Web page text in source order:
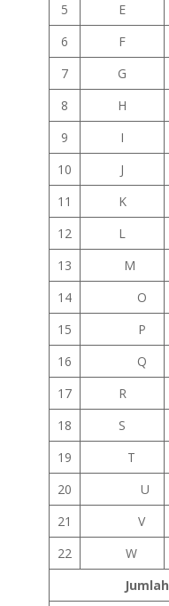
5
E
6
F
7
G
8
H
9
I
10
J
11
K
12
L
13
M
14
O
15
P
16
Q
17
R
18
S
19
T
20
U
21
V
22
W
Jumlah